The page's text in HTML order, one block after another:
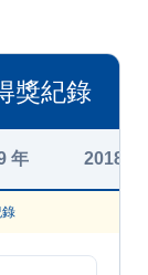
獎紀錄
年 2018 年